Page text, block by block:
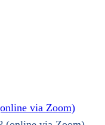
via Zoom)